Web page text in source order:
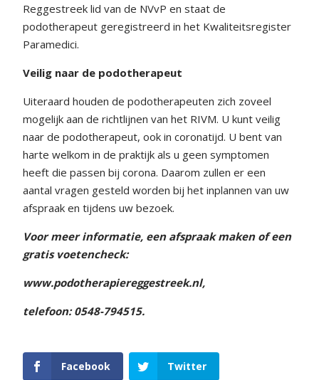
Reggestreek lid van de NVvP en staat de
podotherapeut geregistreerd in het Kwaliteitsregister
Paramedici.
Veilig naar de podotherapeut
Uiteraard houden de podotherapeuten zich zoveel
mogelijk aan de richtlijnen van het RIVM. U kunt veilig
naar de podotherapeut, ook in coronatijd. U bent van
harte welkom in de praktijk als u geen symptomen
heeft die passen bij corona. Daarom zullen er een
aantal vragen gesteld worden bij het inplannen van uw
afspraak en tijdens uw bezoek.
Voor meer informatie, een afspraak maken of een
gratis voetencheck:
www.podotherapiereggestreek.nl,
telefoon: 0548-794515.
Facebook Twitter